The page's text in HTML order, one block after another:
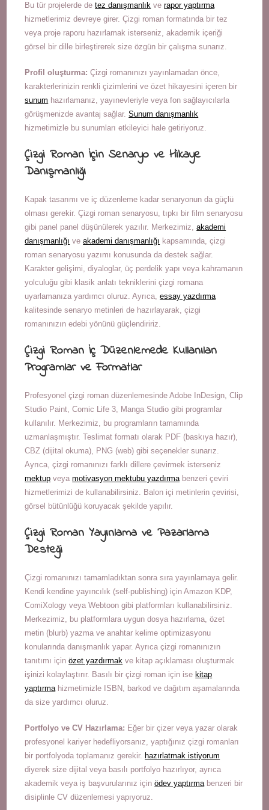
Bu tür projelerde detez danışmanlık verapor yaptırma
hizmetlerimiz devreye girer. Çizgi roman formatında bir tez
veya proje raporu hazırlamak isterseniz, akademik içeriği
görsel bir dille birleştirerek size özgün bir çalışma sunarız.
Profil oluşturma: Çizgi romanınızı yayınlamadan önce,
karakterlerinizin renkli çizimlerini ve özet hikayesini içeren bir
sunum hazırlamanız, yayınevleriyle veya fon sağlayıcılarla
görüşmenizde avantaj sağlar.Sunum danışmanlık
hizmetimizle bu sunumları etkileyici hale getiriyoruz.
Çizgi Roman İçin Senaryo ve Hikaye
Danışmanlığı
Kapak tasarımı ve iç düzenleme kadar senaryonun da güçlü
olması gerekir. Çizgi roman senaryosu, tıpkı bir film senaryosu
gibi panel panel düşünülerek yazılır. Merkezimiz,akademi
danışmanlığı veakademi danışmanlığı kapsamında, çizgi
roman senaryosu yazımı konusunda da destek sağlar.
Karakter gelişimi, diyaloglar, üç perdelik yapı veya kahramanın
yolculuğu gibi klasik anlatı tekniklerini çizgi romana
uyarlamanıza yardımcı oluruz. Ayrıca,essay yazdırma
kalitesinde senaryo metinleri de hazırlayarak, çizgi
romanınızın edebi yönünü güçlendiririz.
Çizgi Roman İç Düzenlemede Kullanılan
Programlar ve Formatlar
Profesyonel çizgi roman düzenlemesinde Adobe InDesign, Clip
Studio Paint, Comic Life 3, Manga Studio gibi programlar
kullanılır. Merkezimiz, bu programların tamamında
uzmanlaşmıştır. Teslimat formatı olarak PDF (baskıya hazır),
CBZ (dijital okuma), PNG (web) gibi seçenekler sunarız.
Ayrıca, çizgi romanınızı farklı dillere çevirmek isterseniz
mektup veyamotivasyon mektubu yazdırma benzeri çeviri
hizmetlerimizi de kullanabilirsiniz. Balon içi metinlerin çevirisi,
görsel bütünlüğü koruyacak şekilde yapılır.
Çizgi Roman Yayınlama ve Pazarlama
Desteği
Çizgi romanınızı tamamladıktan sonra sıra yayınlamaya gelir.
Kendi kendine yayıncılık (self-publishing) için Amazon KDP,
ComiXology veya Webtoon gibi platformları kullanabilirsiniz.
Merkezimiz, bu platformlara uygun dosya hazırlama, özet
metin (blurb) yazma ve anahtar kelime optimizasyonu
konularında danışmanlık yapar. Ayrıca çizgi romanınızın
tanıtımı içinözet yazdırmak ve kitap açıklaması oluşturmak
işinizi kolaylaştırır. Basılı bir çizgi roman için isekitap
yaptırma hizmetimizle ISBN, barkod ve dağıtım aşamalarında
da size yardımcı oluruz.
Portfolyo ve CV Hazırlama: Eğer bir çizer veya yazar olarak
profesyonel kariyer hedefliyorsanız, yaptığınız çizgi romanları
bir portfolyoda toplamanız gerekir.hazırlatmak istiyorum
diyerek size dijital veya basılı portfolyo hazırlıyor, ayrıca
akademik veya iş başvurularınız içinödev yaptırma benzeri bir
disiplinle CV düzenlemesi yapıyoruz.